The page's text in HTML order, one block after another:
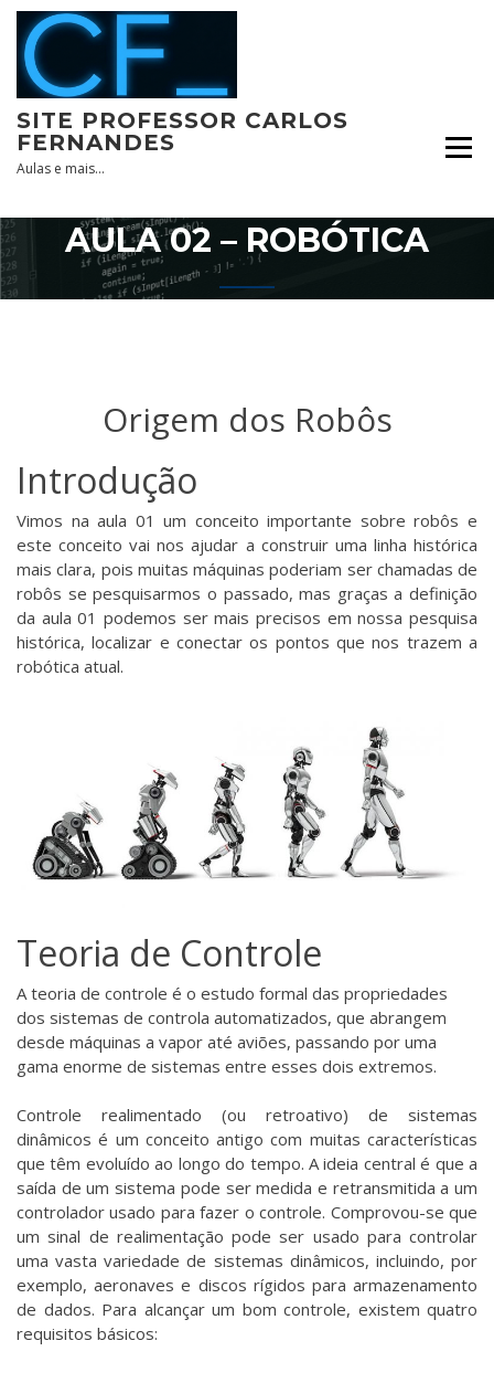
Skip
content
SITE PROFESSOR CARLOS
FERNANDES
Aulas e mais…
AULA 02 – ROBÓTICA
Origem dos Robôs
Introdução
Vimos na aula 01 um conceito importante sobre robôs e
este conceito vai nos ajudar a construir uma linha histórica
mais clara, pois muitas máquinas poderiam ser chamadas de
robôs se pesquisarmos o passado, mas graças a definição
da aula 01 podemos ser mais precisos em nossa pesquisa
histórica, localizar e conectar os pontos que nos trazem a
robótica atual.
Teoria de Controle
A teoria de controle é o estudo formal das propriedades
dos sistemas de controla automatizados, que abrangem
desde máquinas a vapor até aviões, passando por uma
gama enorme de sistemas entre esses dois extremos.
Controle realimentado (ou retroativo) de sistemas
dinâmicos é um conceito antigo com muitas características
que têm evoluído ao longo do tempo. A ideia central é que a
saída de um sistema pode ser medida e retransmitida a um
controlador usado para fazer o controle. Comprovou-se que
um sinal de realimentação pode ser usado para controlar
uma vasta variedade de sistemas dinâmicos, incluindo, por
exemplo, aeronaves e discos rígidos para armazenamento
de dados. Para alcançar um bom controle, existem quatro
requisitos básicos: